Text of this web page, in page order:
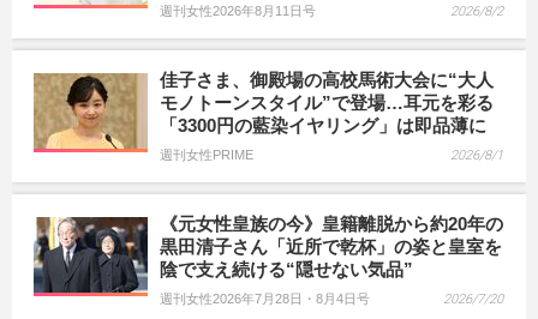
週刊女性2026年8月11日号 2026/8/2
佳子さま、御殿場の高校馬術大会に“大人
モノトーンスタイル”で登場…耳元を彩る
「3300円の藍染イヤリング」は即品薄に
週刊女性PRIME 2026/8/1
《元女性皇族の今》皇籍離脱から約20年の
黒田清子さん「近所で乾杯」の姿と皇室を
陰で支え続ける“隠せない気品”
週刊女性2026年7月28日・8月4日号 2026/7/20